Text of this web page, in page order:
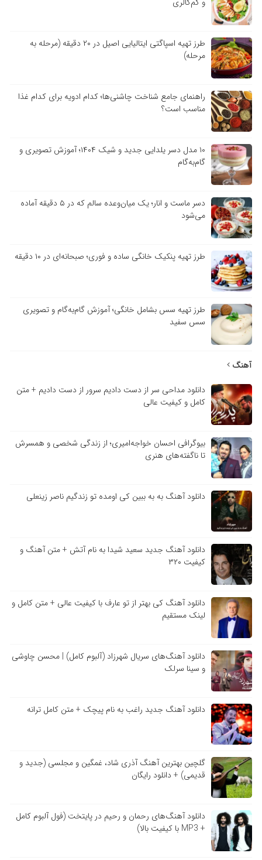
طرز تهیه اسپاگتی ایتالیایی اصیل در ۲۰ دقیقه (مرحله به
مرحله)
راهنمای جامع شناخت چاشنی‌ها؛ کدام ادویه برای کدام غذا
مناسب است؟
۱۰ مدل دسر یلدایی جدید و شیک ۱۴۰۴؛ آموزش تصویری و
گام‌به‌گام
دسر ماست و انار؛ یک میان‌وعده سالم که در ۵ دقیقه آماده
می‌شود
طرز تهیه پنکیک خانگی ساده و فوری؛ صبحانه‌ای در ۱۰ دقیقه
طرز تهیه سس بشامل خانگی؛ آموزش گام‌به‌گام و تصویری
سس سفید
آهنگ
دانلود مداحی سر از دست دادیم سرور از دست دادیم + متن
کامل و کیفیت عالی
بیوگرافی احسان خواجه‌امیری؛ از زندگی شخصی و همسرش
تا ناگفته‌های هنری
دانلود آهنگ به به ببین کی اومده تو زندگیم ناصر زینعلی
دانلود آهنگ جدید سعید شیدا به نام آتش + متن آهنگ و
کیفیت ۳۲۰
دانلود آهنگ کی بهتر از تو عارف با کیفیت عالی + متن کامل و
لینک مستقیم
دانلود آهنگ‌های سریال شهرزاد (آلبوم کامل) | محسن چاوشی
و سینا سرلک
دانلود آهنگ جدید راغب به نام پیچک + متن کامل ترانه
گلچین بهترین آهنگ آذری شاد، غمگین و مجلسی (جدید و
قدیمی) + دانلود رایگان
دانلود آهنگ‌های رحمان و رحیم در پایتخت (فول آلبوم کامل
+ MP3 با کیفیت بالا)